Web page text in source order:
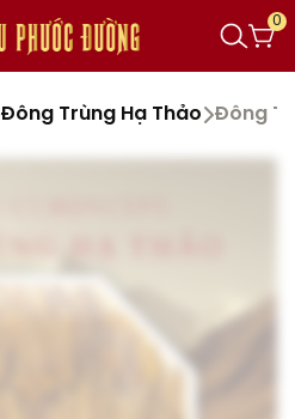
0
Đông Trùng Hạ Thảo Đông